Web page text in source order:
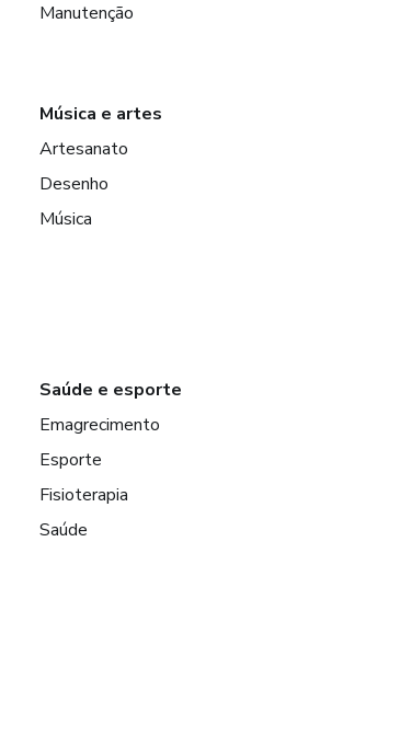
Manutenção
Música e artes
Artesanato
Desenho
Música
Saúde e esporte
Emagrecimento
Esporte
Fisioterapia
Saúde